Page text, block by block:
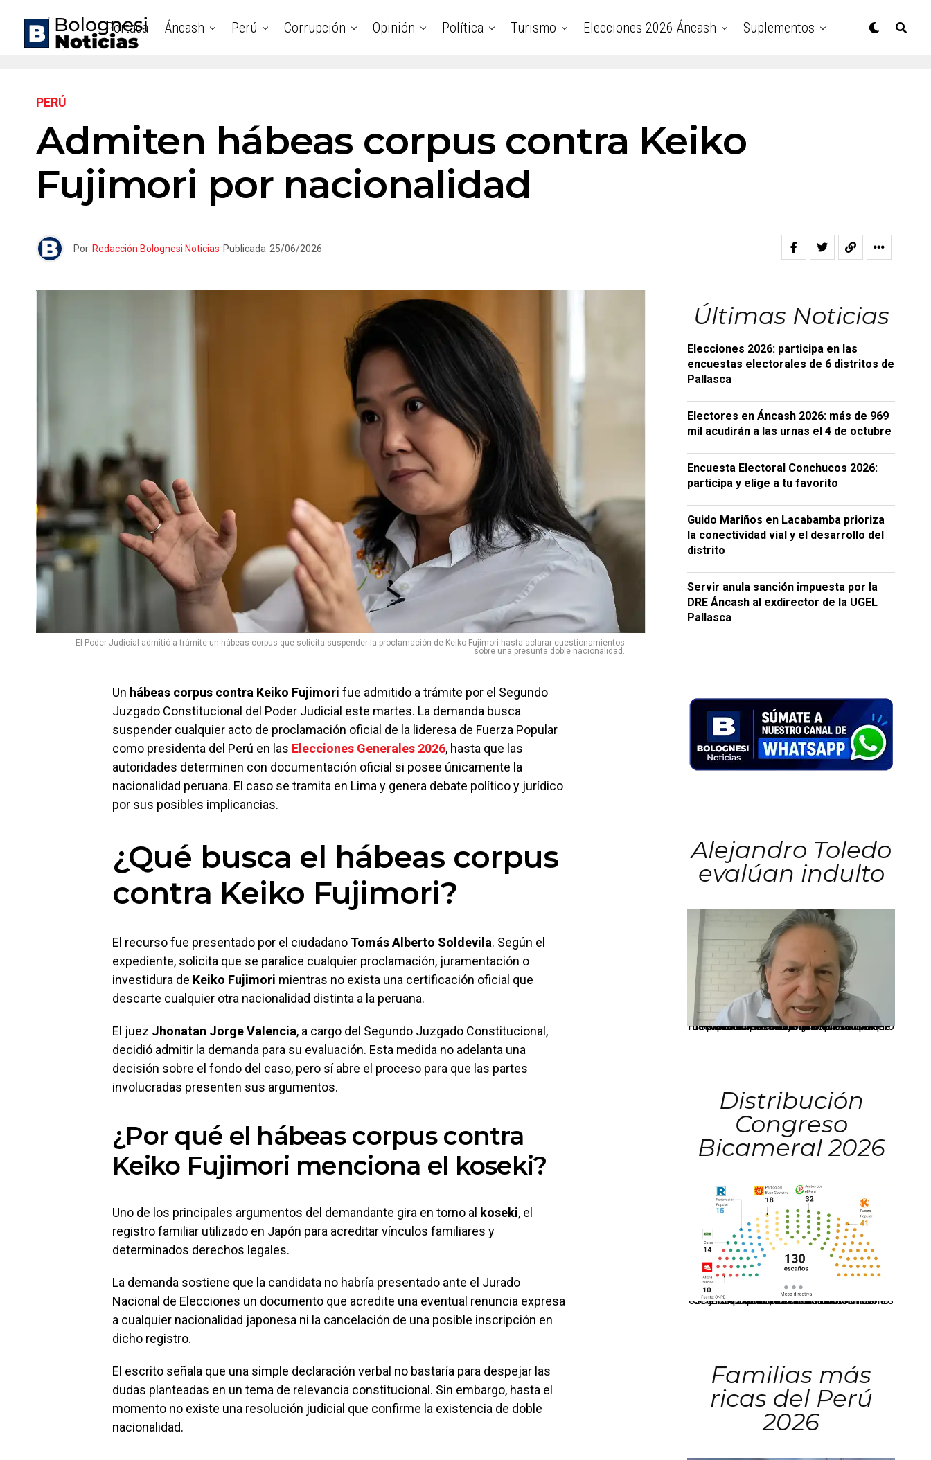
Portada Áncash Perú Corrupción Opinión Política Turismo Elecciones 2026 Áncash Suplementos
PERÚ
Admiten hábeas corpus contra Keiko
Fujimori por nacionalidad
Por Redacción Bolognesi Noticias Publicada 25/06/2026
El Poder Judicial admitió a trámite un hábeas corpus que solicita suspender la proclamación de Keiko Fujimori hasta aclarar cuestionamientos
sobre una presunta doble nacionalidad.
Un hábeas corpus contra Keiko Fujimori fue admitido a trámite por el Segundo
Juzgado Constitucional del Poder Judicial este martes. La demanda busca
suspender cualquier acto de proclamación oficial de la lideresa de Fuerza Popular
como presidenta del Perú en las Elecciones Generales 2026, hasta que las
autoridades determinen con documentación oficial si posee únicamente la
nacionalidad peruana. El caso se tramita en Lima y genera debate político y jurídico
por sus posibles implicancias.
¿Qué busca el hábeas corpus
contra Keiko Fujimori?
El recurso fue presentado por el ciudadano Tomás Alberto Soldevila. Según el
expediente, solicita que se paralice cualquier proclamación, juramentación o
investidura de Keiko Fujimori mientras no exista una certificación oficial que
descarte cualquier otra nacionalidad distinta a la peruana.
El juez Jhonatan Jorge Valencia, a cargo del Segundo Juzgado Constitucional,
decidió admitir la demanda para su evaluación. Esta medida no adelanta una
decisión sobre el fondo del caso, pero sí abre el proceso para que las partes
involucradas presenten sus argumentos.
¿Por qué el hábeas corpus contra
Keiko Fujimori menciona el koseki?
Uno de los principales argumentos del demandante gira en torno al koseki, el
registro familiar utilizado en Japón para acreditar vínculos familiares y
determinados derechos legales.
La demanda sostiene que la candidata no habría presentado ante el Jurado
Nacional de Elecciones un documento que acredite una eventual renuncia expresa
a cualquier nacionalidad japonesa ni la cancelación de una posible inscripción en
dicho registro.
El escrito señala que una simple declaración verbal no bastaría para despejar las
dudas planteadas en un tema de relevancia constitucional. Sin embargo, hasta el
momento no existe una resolución judicial que confirme la existencia de doble
nacionalidad.
Últimas Noticias
Elecciones 2026: participa en las
encuestas electorales de 6 distritos de
Pallasca
Electores en Áncash 2026: más de 969
mil acudirán a las urnas el 4 de octubre
Encuesta Electoral Conchucos 2026:
participa y elige a tu favorito
Guido Mariños en Lacabamba prioriza
la conectividad vial y el desarrollo del
distrito
Servir anula sanción impuesta por la
DRE Áncash al exdirector de la UGEL
Pallasca
Alejandro Toledo
evalúan indulto
La presidenta Keiko Fujimori informó que la solicitud de indulto presentada por el expresidente Alejandro Toledo será evaluada por la Comisión de Gracias Presidenciales conforme al procedimiento establecido.
Distribución
Congreso
Bicameral 2026
El JNE oficializó la distribución de escaños para la elección de 60 senadores y 130 diputados en las Elecciones Generales 2026, tras el restablecimiento de la Bicameralidad.
Familias más
ricas del Perú
2026